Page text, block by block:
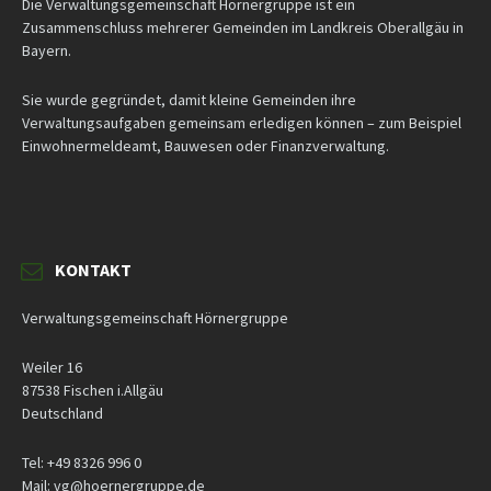
Zusammenschluss mehrerer Gemeinden im Landkreis Oberallgäu in
Bayern.
Sie wurde gegründet, damit kleine Gemeinden ihre
Verwaltungsaufgaben gemeinsam erledigen können – zum Beispiel
Einwohnermeldeamt, Bauwesen oder Finanzverwaltung.
KONTAKT
Verwaltungsgemeinschaft Hörnergruppe
Weiler 16
87538 Fischen i.Allgäu
Deutschland
Tel: +49 8326 996 0
Mail: vg@hoernergruppe.de